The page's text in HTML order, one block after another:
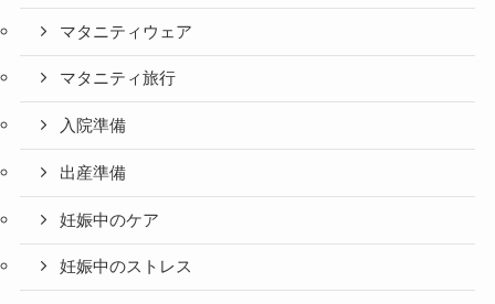
マタニティウェア
マタニティ旅行
入院準備
出産準備
妊娠中のケア
妊娠中のストレス